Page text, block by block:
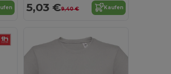
5,03 €9,40 € Kaufen